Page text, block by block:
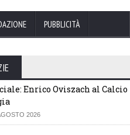
PUBBLICITÀ
Enrico Oviszach al Calcio
2026